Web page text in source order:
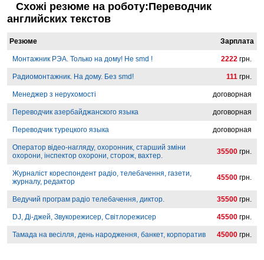
Схожі резюме на роботу:Переводчик
английских текстов
Резюме Зарплата
Монтажник РЭА. Только на дому! Не smd ! 2222 грн.
Радиомонтажник. На дому. Без smd! 111 грн.
Менеджер з нерухомості договорная
Переводчик азербайджанского языка договорная
Переводчик турецкого языка договорная
Оператор відео-нагляду, охоронник, старший зміни
охорони, інспектор охорони, сторож, вахтер.
35500 грн.
Журналіст кореспондент радіо, телебачення, газети,
журналу, редактор
45500 грн.
Ведучий програм радіо телебачення, диктор. 35500 грн.
DJ, Ді-джей, Звукорежисер, Світлорежисер 45500 грн.
Тамада на весілля, день народження, банкет, корпоратив 45000 грн.